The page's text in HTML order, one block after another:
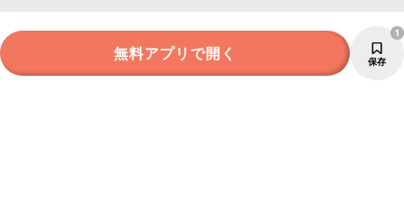
無料アプリで開く 保存
1